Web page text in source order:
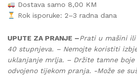
Dostava samo 8,00 KM
Rok isporuke: 2–3 radna dana
UPUTE ZA PRANJE –Prati u mašini
40 stupnjeva. – Nemojte koristiti
uklanjanje mrlja. – Držite tamne boje
odvojeno tijekom pranja. -Može se